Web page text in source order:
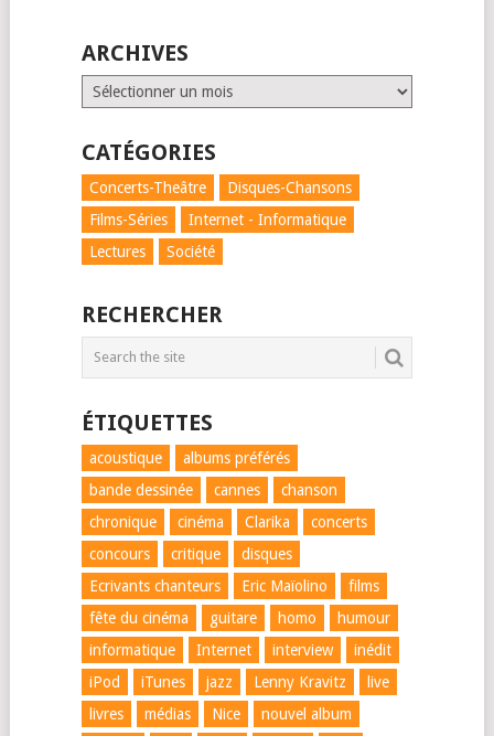
ARCHIVES
Archives
CATÉGORIES
Concerts-Theâtre
Disques-Chansons
Films-Séries
Internet - Informatique
Lectures
Société
RECHERCHER
ÉTIQUETTES
acoustique
albums préférés
bande dessinée
cannes
chanson
chronique
cinéma Clarika
concerts
concours
critique
disques
Ecrivants chanteurs
Eric Maïolino
films
fête du cinéma
guitare homo
humour
informatique
Internet interview
inédit
iPod
iTunes jazz Lenny Kravitz
live
livres
médias Nice nouvel album